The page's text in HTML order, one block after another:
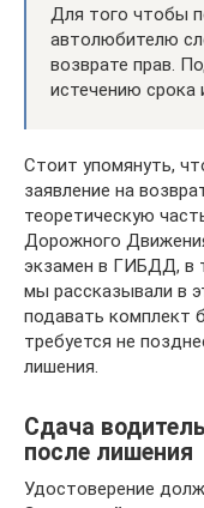
Для того чтобы
автолюбителю
возврате прав.
истечению срока
Стоит упомянуть,
заявление на
теоретическую
Дорожного
экзамен в ГИБДД, в
мы рассказывали в
подавать комплект
требуется не
лишения.
Сдача
после лишения
Удостоверение